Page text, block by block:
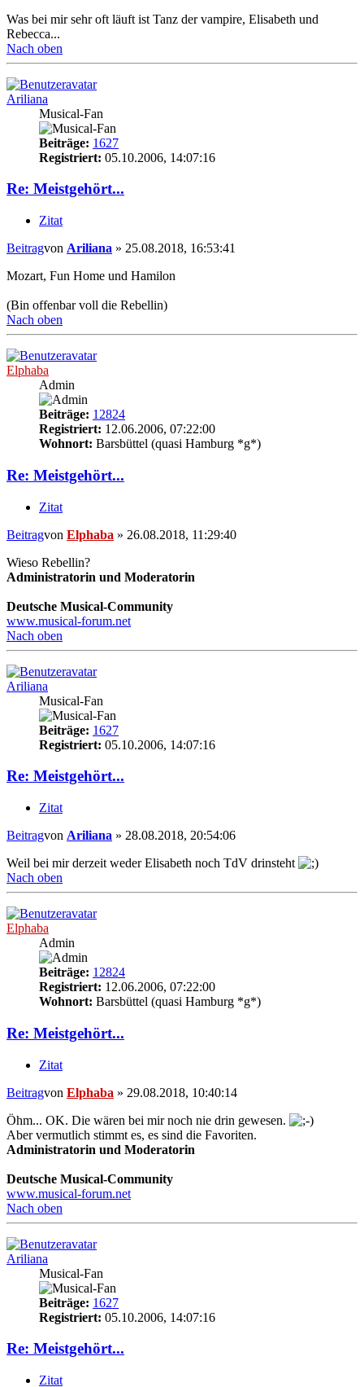
Was bei mir sehr oft läuft ist Tanz der vampire, Elisabeth und
Rebecca...
Nach oben
Ariliana
Musical-Fan
Beiträge: 1627
Registriert: 05.10.2006, 14:07:16
Re: Meistgehört...
Zitat
Beitragvon Ariliana » 25.08.2018, 16:53:41
Mozart, Fun Home und Hamilon
(Bin offenbar voll die Rebellin)
Nach oben
Elphaba
Admin
Beiträge: 12824
Registriert: 12.06.2006, 07:22:00
Wohnort: Barsbüttel (quasi Hamburg *g*)
Re: Meistgehört...
Zitat
Beitragvon Elphaba » 26.08.2018, 11:29:40
Wieso Rebellin?
Administratorin und Moderatorin
Deutsche Musical-Community
www.musical-forum.net
Nach oben
Ariliana
Musical-Fan
Beiträge: 1627
Registriert: 05.10.2006, 14:07:16
Re: Meistgehört...
Zitat
Beitragvon Ariliana » 28.08.2018, 20:54:06
Weil bei mir derzeit weder Elisabeth noch TdV drinsteht
Nach oben
Elphaba
Admin
Beiträge: 12824
Registriert: 12.06.2006, 07:22:00
Wohnort: Barsbüttel (quasi Hamburg *g*)
Re: Meistgehört...
Zitat
Beitragvon Elphaba » 29.08.2018, 10:40:14
Öhm... OK. Die wären bei mir noch nie drin gewesen.
Aber vermutlich stimmt es, es sind die Favoriten.
Administratorin und Moderatorin
Deutsche Musical-Community
www.musical-forum.net
Nach oben
Ariliana
Musical-Fan
Beiträge: 1627
Registriert: 05.10.2006, 14:07:16
Re: Meistgehört...
Zitat